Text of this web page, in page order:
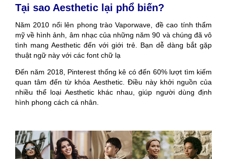
Tại sao Aesthetic lại phổ biến?
Năm 2010 nổi lên phong trào Vaporwave, đề cao tính thẩm
mỹ về hình ảnh, âm nhạc của những năm 90 và chúng đã vô
tình mang Aesthetic đến với giới trẻ. Bạn dễ dàng bắt gặp
thuật ngữ này với các font chữ lạ
Đến năm 2018, Pinterest thống kê có đến 60% lượt tìm kiếm
quan tâm đến từ khóa Aesthetic. Điều này khởi nguồn của
nhiều thể loại Aesthetic khác nhau, giúp người dùng định
hình phong cách cá nhân.